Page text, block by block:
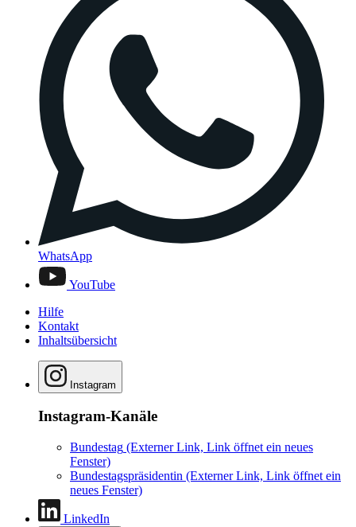
WhatsApp
YouTube
Hilfe
Kontakt
Inhaltsübersicht
Instagram
Instagram-Kanäle
Bundestag (Externer Link, Link öffnet ein neues
Fenster)
Bundestagspräsidentin (Externer Link, Link öffnet ein
neues Fenster)
LinkedIn